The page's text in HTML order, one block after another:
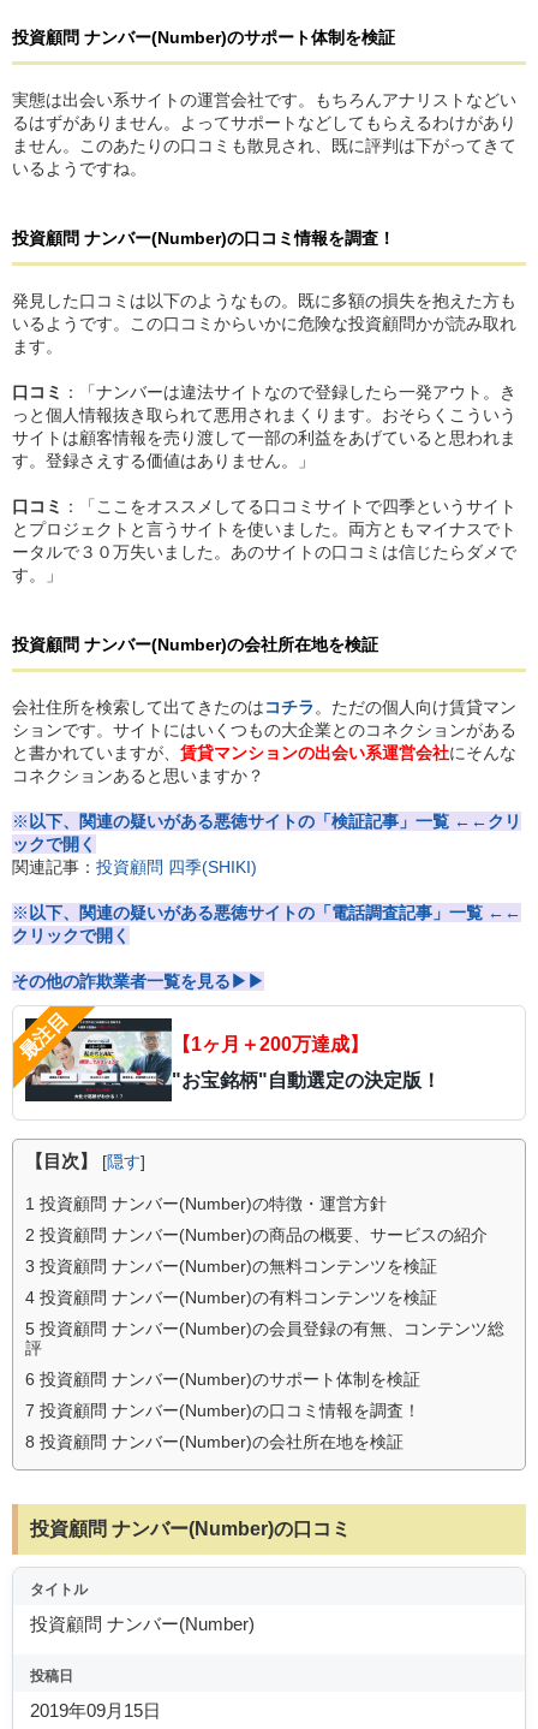
投資顧問 ナンバー(Number)のサポート体制を検証
実態は出会い系サイトの運営会社です。もちろんアナリストなどい
るはずがありません。よってサポートなどしてもらえるわけがあり
ません。このあたりの口コミも散見され、既に評判は下がってきて
いるようですね。
投資顧問 ナンバー(Number)の口コミ情報を調査！
発見した口コミは以下のようなもの。既に多額の損失を抱えた方も
いるようです。この口コミからいかに危険な投資顧問かが読み取れ
ます。
口コミ ：「ナンバーは違法サイトなので登録したら一発アウト。き
っと個人情報抜き取られて悪用されまくります。おそらくこういう
サイトは顧客情報を売り渡して一部の利益をあげていると思われま
す。登録さえする価値はありません。」
口コミ ：「ここをオススメしてる口コミサイトで四季というサイト
とプロジェクトと言うサイトを使いました。両方ともマイナスでト
ータルで３０万失いました。あのサイトの口コミは信じたらダメで
す。」
投資顧問 ナンバー(Number)の会社所在地を検証
会社住所を検索して出てきたのはコチラ。ただの個人向け賃貸マン
ションです。サイトにはいくつもの大企業とのコネクションがある
と書かれていますが、 賃貸マンションの出会い系運営会社にそんな
コネクションあると思いますか？
※以下、関連の疑いがある悪徳サイトの「検証記事」一覧 ←←クリ
ックで開く
関連記事： 投資顧問 四季(SHIKI)
※以下、関連の疑いがある悪徳サイトの「電話調査記事」一覧 ←←
クリックで開く
その他の詐欺業者一覧を見る▶▶
【1ヶ月＋200万達成】
"お宝銘柄"自動選定の決定版！
【目次】 [隠す]
1 投資顧問 ナンバー(Number)の特徴・運営方針
2 投資顧問 ナンバー(Number)の商品の概要、サービスの紹介
3 投資顧問 ナンバー(Number)の無料コンテンツを検証
4 投資顧問 ナンバー(Number)の有料コンテンツを検証
5 投資顧問 ナンバー(Number)の会員登録の有無、コンテンツ総
評
6 投資顧問 ナンバー(Number)のサポート体制を検証
7 投資顧問 ナンバー(Number)の口コミ情報を調査！
8 投資顧問 ナンバー(Number)の会社所在地を検証
投資顧問 ナンバー(Number)の口コミ
タイトル
投資顧問 ナンバー(Number)
投稿日
2019年09月15日